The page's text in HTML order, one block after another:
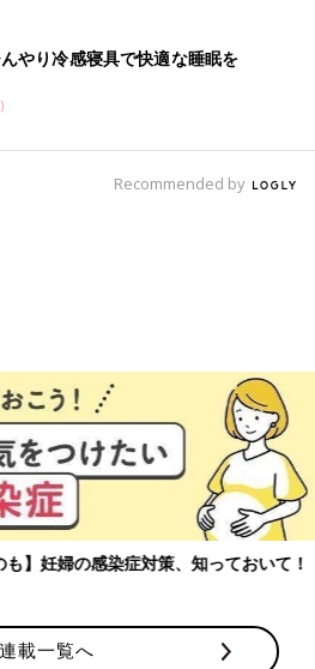
」
トした、西松屋のくま柄Tシャツ。
、1点あたり427円でゲットできる
兄妹お揃いで購入したとのことです
んやり冷感寝具で快適な睡眠を
Recommended by
】妊婦の感染症対策、知っておいて！
連載一覧へ